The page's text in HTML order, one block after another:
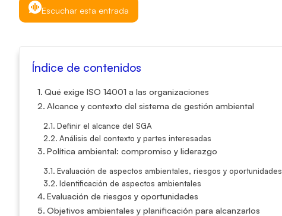
Escuchar esta entrada
Índice de contenidos
Qué exige ISO 14001 a las organizaciones
Alcance y contexto del sistema de gestión ambiental
Definir el alcance del SGA
Análisis del contexto y partes interesadas
Política ambiental: compromiso y liderazgo
Evaluación de aspectos ambientales, riesgos y oportunidades
Identificación de aspectos ambientales
Evaluación de riesgos y oportunidades
Objetivos ambientales y planificación para alcanzarlos